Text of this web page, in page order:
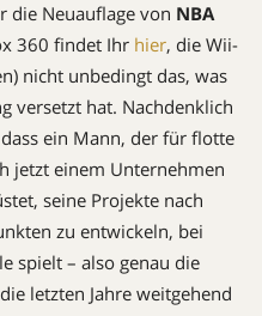
die Neuauflage von NBA
360 findet Ihr hier, die Wii-
nicht unbedingt das, was
versetzt hat. Nachdenklich
ein Mann, der für flotte
jetzt einem Unternehmen
seine Projekte nach
zu entwickeln, bei
spielt – also genau die
letzten Jahre weitgehend